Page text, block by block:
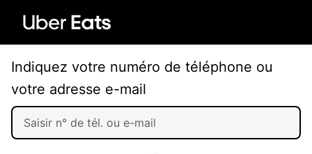
Indiquez votre numéro de téléphone ou
votre adresse e-mail